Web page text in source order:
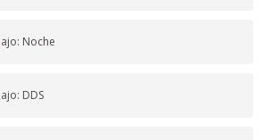
Noche
DDS